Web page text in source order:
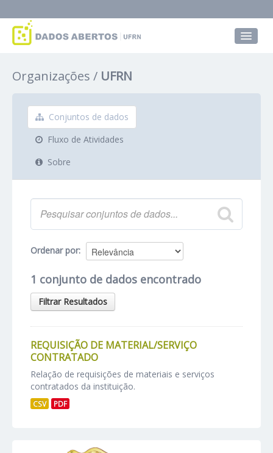
Grupos
Sobre
Organizações UFRN
Conjuntos de dados
Fluxo de Atividades
Sobre
Ordenar por
1 conjunto de dados encontrado
Filtrar Resultados
REQUISIÇÃO DE MATERIAL/SERVIÇO
CONTRATADO
Relação de requisições de materiais e serviços
contratados da instituição.
CSV PDF